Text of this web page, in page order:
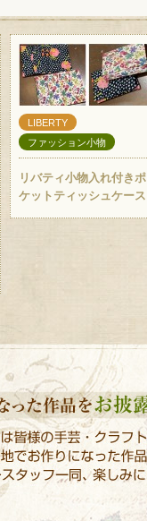
LIBERTY
ファッション小物
リバティ小物入れ付きポ
ケットティッシュケース